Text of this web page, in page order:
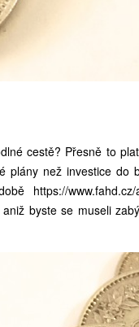
cestě? Přesně to
plány než investice do
https://
byste se museli